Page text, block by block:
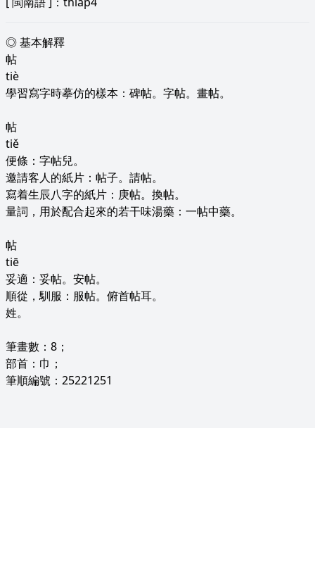
◎ 基本解釋
帖
tiè
學習寫字時摹仿的樣本：碑帖。字帖。畫帖。
帖
tiě
便條：字帖兒。
邀請客人的紙片：帖子。請帖。
寫着生辰八字的紙片：庚帖。換帖。
量詞，用於配合起來的若干味湯藥：一帖中藥。
帖
tiē
妥適：妥帖。安帖。
順從，馴服：服帖。俯首帖耳。
姓。
筆畫數：8；
部首：巾；
筆順編號：25221251